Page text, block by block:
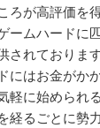
ろが高評価を
ームハードに
されております
にはお金がか
軽に始められ
経るごとに勢